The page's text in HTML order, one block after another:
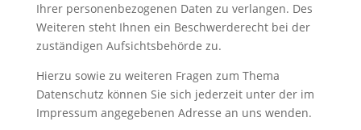
Ihrer personenbezogenen Daten zu verlangen. Des
Weiteren steht Ihnen ein Beschwerderecht bei der
zuständigen Aufsichtsbehörde zu.
Hierzu sowie zu weiteren Fragen zum Thema
Datenschutz können Sie sich jederzeit unter der im
Impressum angegebenen Adresse an uns wenden.